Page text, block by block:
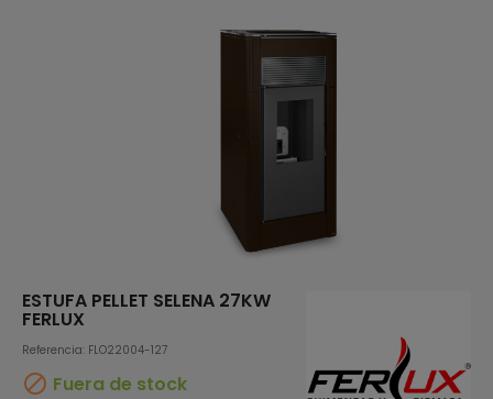
ESTUFA PELLET SELENA 27KW
FERLUX
Referencia: FLO22004-127
 Fuera de stock